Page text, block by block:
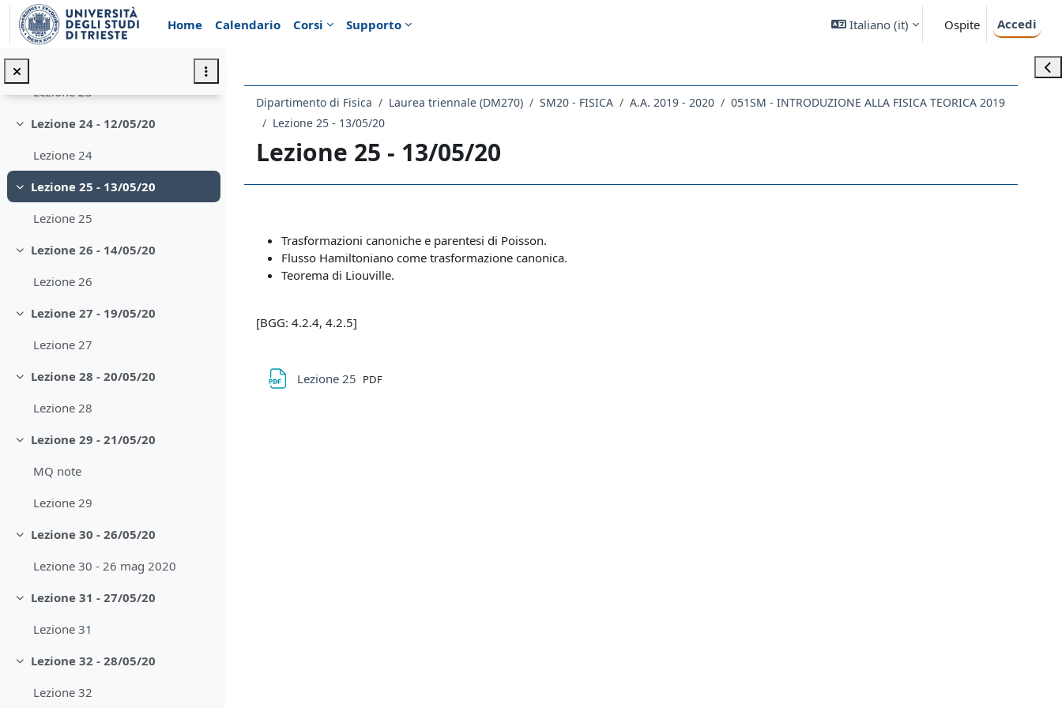
Vai al contenuto principale
Home
Calendario Corsi Supporto Italiano ‎(it)‎ Ospite Accedi
Minimizza
Lezione 22
Minimizza
Lezione 23
Minimizza
Lezione 24 - 12/05/20
Lezione 24
Minimizza
Lezione 25 - 13/05/20
Lezione 25
Minimizza
Lezione 26 - 14/05/20
Lezione 26
Minimizza
Lezione 27 - 19/05/20
Lezione 27
Minimizza
Lezione 28 - 20/05/20
Lezione 28
Minimizza
Lezione 29 - 21/05/20
MQ note
Lezione 29
Minimizza
Lezione 30 - 26/05/20
Lezione 30 - 26 mag 2020
Minimizza
Lezione 31 - 27/05/20
Lezione 31
Minimizza
Lezione 32 - 28/05/20
Lezione 32
Dipartimento di Fisica Laurea triennale (DM270) SM20 - FISICA A.A. 2019 - 2020
051SM - INTRODUZIONE ALLA FISICA TEORICA 2019
Lezione 25 - 13/05/20
Lezione 25 - 13/05/20
Trasformazioni canoniche e parentesi di Poisson.
Flusso Hamiltoniano come trasformazione canonica.
Teorema di Liouville.
[BGG: 4.2.4, 4.2.5]
Lezione 25 File
PDF